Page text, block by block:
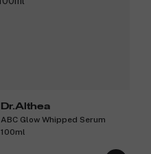
Dr.Althea
ABC Glow Whipped Serum
100ml